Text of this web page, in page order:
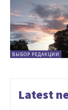
ВЫБОР РЕДАКЦИИ
Latest